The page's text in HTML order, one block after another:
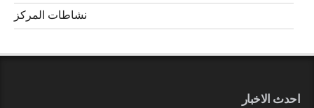
نشاطات المركز
احدث الاخبار